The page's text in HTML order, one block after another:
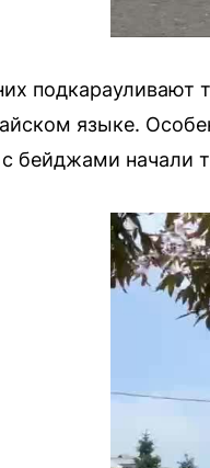
подкарауливают
языке.
бейджами начали